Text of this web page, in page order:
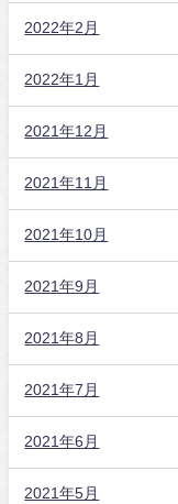
2022年2月
2022年1月
2021年12月
2021年11月
2021年10月
2021年9月
2021年8月
2021年7月
2021年6月
2021年5月